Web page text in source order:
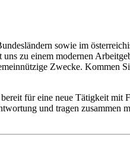
sowie im
zu einem modernen
Zwecke. Kommen
für eine neue Tätigkeit mit
und tragen zusammen